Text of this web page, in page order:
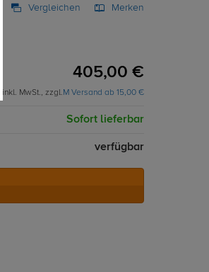
Vergleichen Merken
405,00 €
inkl. MwSt., zzgl.M Versand ab 15,00 €
Sofort lieferbar
verfügbar